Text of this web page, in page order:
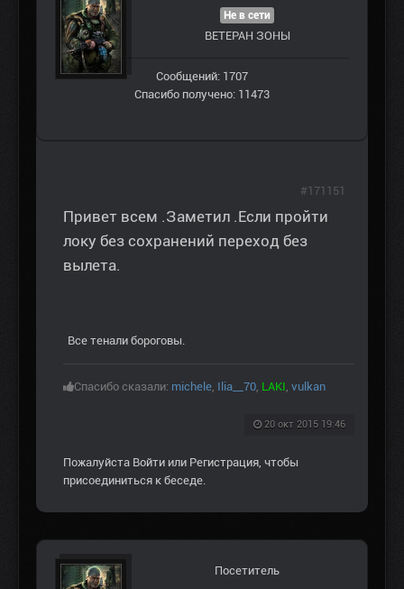
Не в сети
ВЕТЕРАН ЗOНЫ
Сообщений: 1707
Спасибо получено: 11473
Привет всем .Заметил .Если пройти
локу без сохранений переход без
вылета.
Все тенали бороговы.
Спасибо сказали: michele, Ilia__70, LAKI, vulkan
20 окт 2015 19:46
#171151
Пожалуйста Войти или Регистрация, чтобы
присоединиться к беседе.
Посетитель